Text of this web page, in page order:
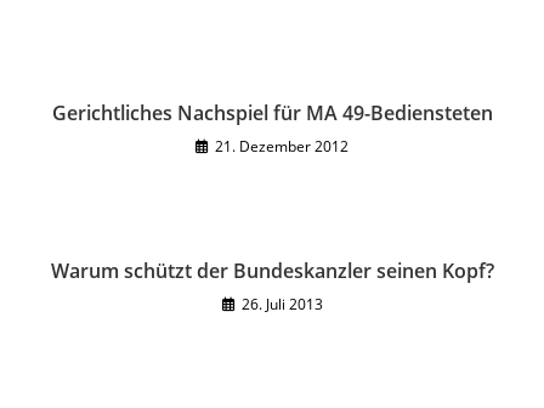
Gerichtliches Nachspiel für MA 49-Bediensteten
21. Dezember 2012
Warum schützt der Bundeskanzler seinen Kopf?
26. Juli 2013